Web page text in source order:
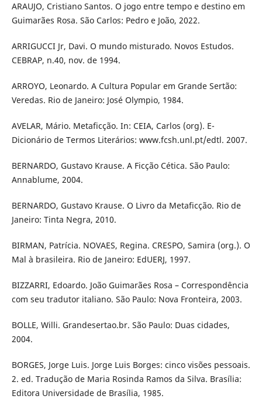
ARAUJO, Cristiano Santos. O jogo entre tempo e destino em
Guimarães Rosa. São Carlos: Pedro e João, 2022.
ARRIGUCCI Jr, Davi. O mundo misturado. Novos Estudos.
CEBRAP, n.40, nov. de 1994.
ARROYO, Leonardo. A Cultura Popular em Grande Sertão:
Veredas. Rio de Janeiro: José Olympio, 1984.
AVELAR, Mário. Metaficção. In: CEIA, Carlos (org). E-
Dicionário de Termos Literários: www.fcsh.unl.pt/edtl. 2007.
BERNARDO, Gustavo Krause. A Ficção Cética. São Paulo:
Annablume, 2004.
BERNARDO, Gustavo Krause. O Livro da Metaficção. Rio de
Janeiro: Tinta Negra, 2010.
BIRMAN, Patrícia. NOVAES, Regina. CRESPO, Samira (org.). O
Mal à brasileira. Rio de Janeiro: EdUERJ, 1997.
BIZZARRI, Edoardo. João Guimarães Rosa – Correspondência
com seu tradutor italiano. São Paulo: Nova Fronteira, 2003.
BOLLE, Willi. Grandesertao.br. São Paulo: Duas cidades,
2004.
BORGES, Jorge Luis. Jorge Luis Borges: cinco visões pessoais.
2. ed. Tradução de Maria Rosinda Ramos da Silva. Brasília:
Editora Universidade de Brasília, 1985.